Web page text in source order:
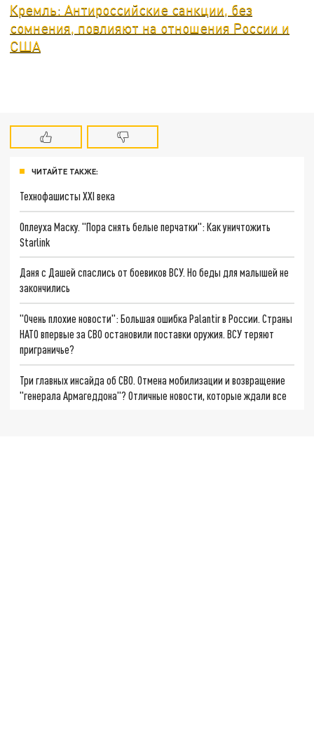
Кремль: Антироссийские санкции, без
сомнения, повлияют на отношения России и
США
ЧИТАЙТЕ ТАКЖЕ:
Технофашисты XXI века
Оплеуха Маску. "Пора снять белые перчатки": Как уничтожить
Starlink
Даня с Дашей спаслись от боевиков ВСУ. Но беды для малышей не
закончились
"Очень плохие новости": Большая ошибка Palantir в России. Страны
НАТО впервые за СВО остановили поставки оружия. ВСУ теряют
приграничье?
Три главных инсайда об СВО. Отмена мобилизации и возвращение
"генерала Армагеддона"? Отличные новости, которые ждали все